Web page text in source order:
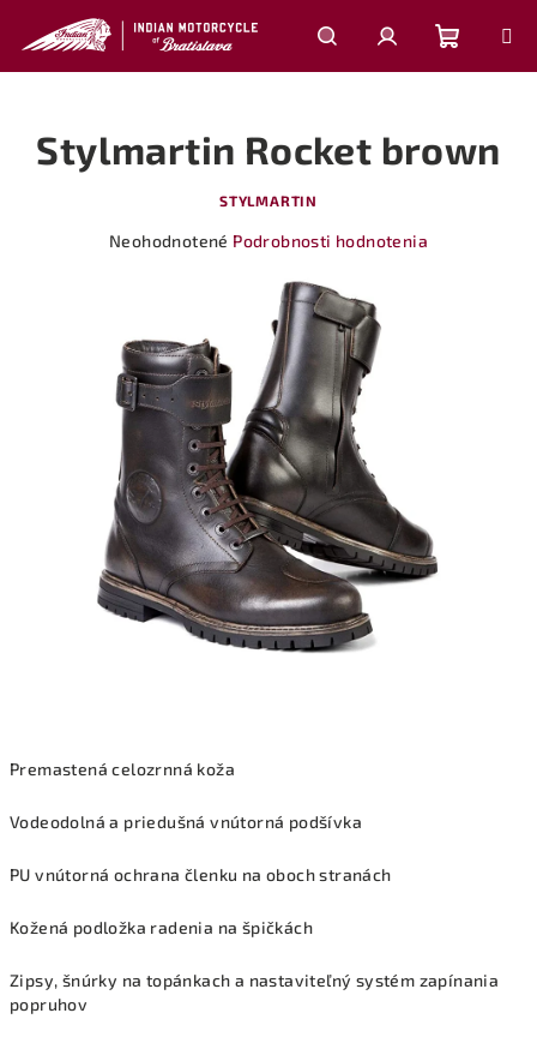
obsah
HľadaťPrihlásenie
košík
Premastená celozrnná koža
Vodeodolná a priedušná vnútorná podšívka
PU vnútorná ochrana členku na oboch stranách
Kožená podložka radenia na špičkách
Zipsy, šnúrky na topánkach a nastaviteľný systém zapínania
popruhov
Stylmartin Rocket brown
STYLMARTIN
Priemerné
0,0
5
hviezdičiek.
Neohodnotené Podrobnosti hodnotenia